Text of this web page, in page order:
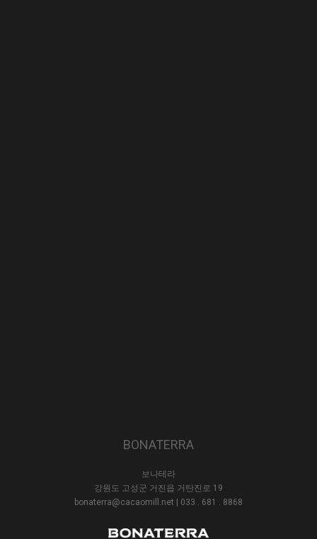
BONATERRA
보나테라
강원도 고성군 거진읍 거탄진로 19
bonaterra@cacaomill.net | 033 . 681 . 8868